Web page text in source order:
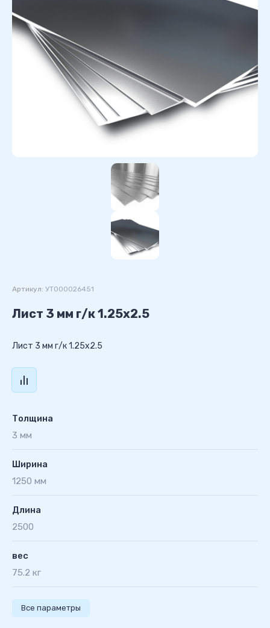
Артикул: УТ000026451
Лист 3 мм г/к 1.25х2.5
Лист 3 мм г/к 1.25х2.5
Толщина
3 мм
Ширина
1250 мм
Длина
2500
вес
75.2 кг
Все параметры